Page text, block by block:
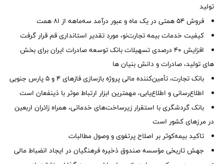
تولید
فروش 54 همتی در یک ماه و عبور درآمد سه‌ماهه از 81 همت
کیفیت خدمات بیمه تجارت‌نو، مورد تقدیر استانداری قم قرار گرفت
افزایش 40 درصدی تسهیلات بانک توسعه صادرات ایران برای بخش
های تولید، صادرات و دانش بنیان ها
بانک تجارت، تأمین‌کننده مالی پروژه بازسازی فازهای ۴ و ۵ پارس جنوبی
اطلاع‌رسانی و اطلاع‌یابی، مهمترین ابزار ارتباط موثر با ذینفعان است
بانک گردشگری با استقرار زیرساخت‌های خدماتی، همراه زائران اربعین
در مرزهای کشور است
تاکید بیمه‌کوثر بر اصلاح پرتفوی و وصول مطالبات ‌
جهش تاریخی مؤسسه صندوق ذخیره فرهنگیان در ایجاد انضباط مالی